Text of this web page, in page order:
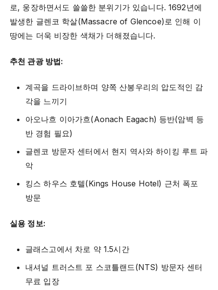
로, 웅장하면서도 쓸쓸한 분위기가 있습니다. 1692년에
발생한 글렌코 학살(Massacre of Glencoe)로 인해 이
땅에는 더욱 비장한 색채가 더해졌습니다.
추천 관광 방법:
계곡을 드라이브하며 양쪽 산봉우리의 압도적인 감
각을 느끼기
아오나흐 이아가흐(Aonach Eagach) 등반(암벽 등
반 경험 필요)
글렌코 방문자 센터에서 현지 역사와 하이킹 루트 파
악
킹스 하우스 호텔(Kings House Hotel) 근처 폭포
방문
실용 정보:
글래스고에서 차로 약 1.5시간
내셔널 트러스트 포 스코틀랜드(NTS) 방문자 센터
무료 입장